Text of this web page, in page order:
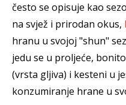
često se opisuje kao
na svjež i prirodan okus,
hranu u svojoj "shun"
jedu se u proljeće,
(vrsta gljiva) i kesteni u
konzumiranje hrane u